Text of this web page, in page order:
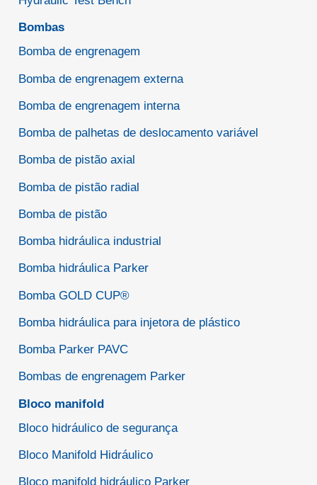
Bombas
Bomba de engrenagem
Bomba de engrenagem externa
Bomba de engrenagem interna
Bomba de palhetas de deslocamento variável
Bomba de pistão axial
Bomba de pistão radial
Bomba de pistão
Bomba hidráulica industrial
Bomba hidráulica Parker
Bomba GOLD CUP®
Bomba hidráulica para injetora de plástico
Bomba Parker PAVC
Bombas de engrenagem Parker
Bloco manifold
Bloco hidráulico de segurança
Bloco Manifold Hidráulico
Bloco manifold hidráulico Parker